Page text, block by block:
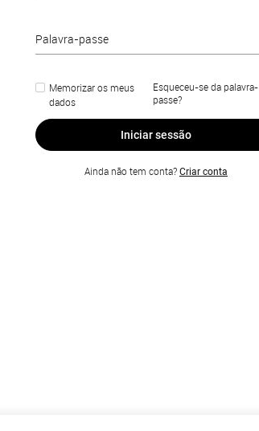
Palavra-passe
Memorizar os meus
dados
Esqueceu-se da palavra-
passe?
Iniciar sessão
Ainda não tem conta? Criar conta